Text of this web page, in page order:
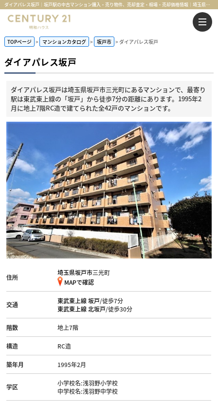
ダイアパレス坂戸｜坂戸駅の中古マンション購入・売り物件、売却査定・相場・売却価格情報｜埼玉県坂戸市三光町のマンション情報｜センチュリー21明和ハウス
TOPページ マンションカタログ 坂戸市 ダイアパレス坂戸
ダイアパレス坂戸
ダイアパレス坂戸は埼玉県坂戸市三光町にあるマンションで、最寄り
駅は東武東上線の「坂戸」から徒歩7分の距離にあります。1995年2
月に地上7階RC造で建てられた全42戸のマンションです。
住所
埼玉県坂戸市三光町
MAPで確認
交通 東武東上線坂戸/徒歩7分
東武東上線北坂戸/徒歩30分
階数 地上7階
構造 RC造
築年月 1995年2月
学区
小学校名:浅羽野小学校
中学校名:浅羽野中学校